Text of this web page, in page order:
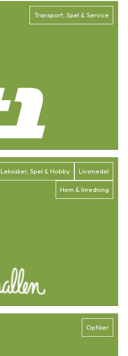
Transport, Spel & Service
Leksaker, Spel & Hobby Livsmedel
Hem & Inredning
Optiker